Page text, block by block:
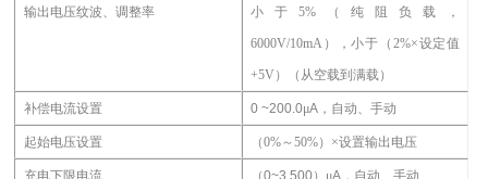
输出电压纹波、调整率 小于5%（纯阻负载，
6000V/10mA），小于（2%×设定值
+5V）（从空载到满载）
补偿电流设置 0 ~200.0μA ，自动、手动
起始电压设置 （0%～50%）×设置输出电压
充电下限电流 （0~3.500）μA ，自动、手动